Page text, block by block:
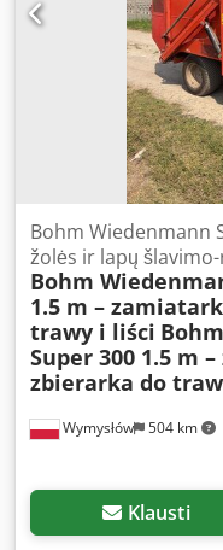
Wymysłów 504 km
Bohm Wiedenmann
žolės ir lapų
Bohm
1.5 m –
trawy i liści
Super 300 1.5 m
zbierarka do
Klausti